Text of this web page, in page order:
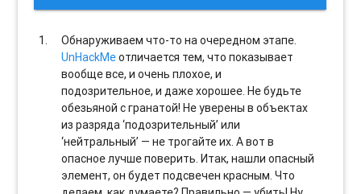
Обнаруживаем что-то на очередном этапе.
UnHackMeотличается тем, что показывает
вообще все, и очень плохое, и
подозрительное, и даже хорошее. Не будьте
обезьяной с гранатой! Не уверены в объектах
из разряда ‘подозрительный’ или
‘нейтральный’ — не трогайте их. А вот в
опасное лучше поверить. Итак, нашли опасный
элемент, он будет подсвечен красным. Что